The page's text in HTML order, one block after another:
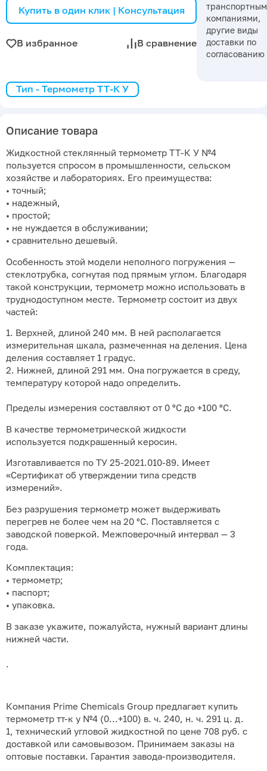
Купить в один клик | Консультация
В избранное В сравнение
компаниями,
другие виды
доставки по
согласованию
Тип - Термометр ТТ-К У
Описание товара
Жидкостной стеклянный термометр ТТ-К У №4
пользуется спросом в промышленности, сельском
хозяйстве и лабораториях. Его преимущества:
• точный;
• надежный,
• простой;
• не нуждается в обслуживании;
• сравнительно дешевый.
Особенность этой модели неполного погружения —
стеклотрубка, согнутая под прямым углом. Благодаря
такой конструкции, термометр можно использовать в
труднодоступном месте. Термометр состоит из двух
частей:
1. Верхней, длиной 240 мм. В ней располагается
измерительная шкала, размеченная на деления. Цена
деления составляет 1 градус.
2. Нижней, длиной 291 мм. Она погружается в среду,
температуру которой надо определить.
Пределы измерения составляют от 0 ºC до +100 ºC.
В качестве термометрической жидкости
используется подкрашенный керосин.
Изготавливается по ТУ 25-2021.010-89. Имеет
«Сертификат об утверждении типа средств
измерений».
Без разрушения термометр может выдерживать
перегрев не более чем на 20 °С. Поставляется с
заводской поверкой. Межповерочный интервал — 3
года.
Комплектация:
• термометр;
• паспорт;
• упаковка.
В заказе укажите, пожалуйста, нужный вариант длины
нижней части.
.
Компания Prime Chemicals Group предлагает купить
термометр тт-к у №4 (0...+100) в. ч. 240, н. ч. 291 ц. д.
1, технический угловой жидкостной по цене 708 руб. с
доставкой или самовывозом. Принимаем заказы на
оптовые поставки. Гарантия завода-производителя.